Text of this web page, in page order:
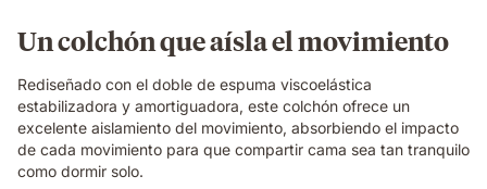
Original
while
their
partner
sleeps
undisturbed
Un colchón que aísla el movimiento
Rediseñado con el doble de espuma viscoelástica
estabilizadora y amortiguadora, este colchón ofrece un
excelente aislamiento del movimiento, absorbiendo el impacto
de cada movimiento para que compartir cama sea tan tranquilo
como dormir solo.